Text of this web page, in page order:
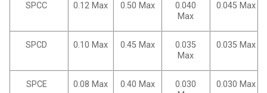
SPCC 0.12 Max 0.50 Max
0.040
Max
0.045 Max
SPCD 0.10 Max 0.45 Max
0.035
Max
0.035 Max
SPCE 0.08 Max 0.40 Max
0.030
0.030 Max